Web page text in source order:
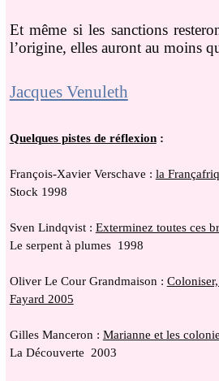
Et même si les sanctions
l’origine, elles auront au moins
Jacques Venuleth
Quelques pistes de réflexion:
François-Xavier Verschave : la
Stock 1998
Sven Lindqvist : Exterminez toutes ces
Le serpent à plumes 1998
Oliver Le Cour Grandmaison :
Fayard 2005
Gilles Manceron : Marianne et les
La Découverte 2003